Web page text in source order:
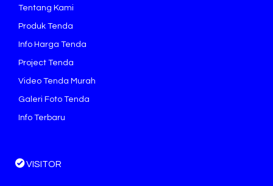
Tentang Kami
Produk Tenda
Info Harga Tenda
Project Tenda
Video Tenda Murah
Galeri Foto Tenda
Info Terbaru
VISITOR